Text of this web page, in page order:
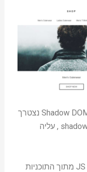
בשביל שנוכל לזהות אלמנטים תחת Shadow DOM נצטרך
להיעזר בפונקציית JS שנקראת shadowRoot , עליה
למי שלא מכיר, ניתן לקרוא לפונקציות JS מתוך התוכניות